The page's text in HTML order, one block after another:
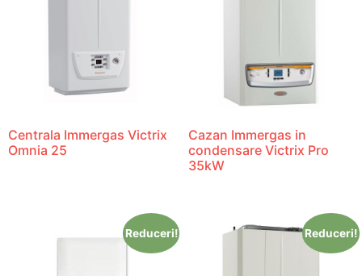
Centrala Immergas Victrix
Omnia 25
Cazan Immergas in
condensare Victrix Pro
35kW
Reduceri! Reduceri!